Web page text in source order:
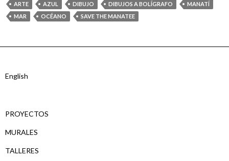
ARTE AZUL DIBUJO DIBUJOS A BOLÍGRAFO
MANATÍ
MAR
OCÉANO SAVE THE MANATEE
English
PROYECTOS
MURALES
TALLERES